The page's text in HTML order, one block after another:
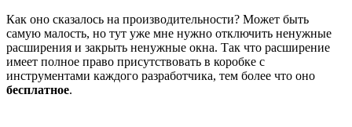
Как оно сказалось на производительности? Может быть
самую малость, но тут уже мне нужно отключить ненужные
расширения и закрыть ненужные окна. Так что расширение
имеет полное право присутствовать в коробке с
инструментами каждого разработчика, тем более что оно
бесплатное.